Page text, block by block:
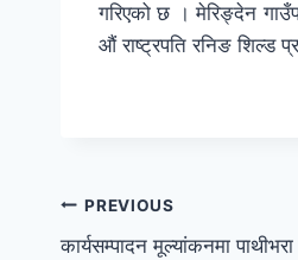
गरिएको छ । मेरिङ्देन
औं राष्ट्रपति रनिङ शिल्ड
PREVIOUS
कार्यसम्पादन मूल्यांकनमा